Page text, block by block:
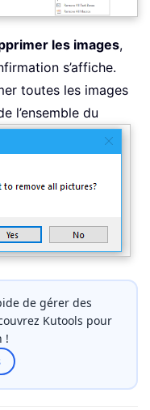
les images,
s’affiche.
toutes les images
l’ensemble du
de gérer des
Kutools pour
!